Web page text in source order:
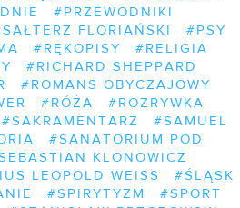
#PRZEWODNIKI
FLORIAŃSKI
#PSY
#RĘKOPISY
#RELIGIA
#RICHARD SHEPPARD
#ROMANS OBYCZAJOWY
#RÓŻA
#ROZRYWKA
#SAKRAMENTARZ
#SAMUEL
#SANATORIUM POD
KLONOWICZ
LEOPOLD WEISS
#ŚLĄSK
#SPIRYTYZM
#SPORT